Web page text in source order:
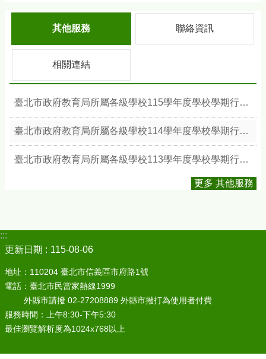
其他服務 聯絡資訊
相關連結
臺北市政府教育局所屬各級學校115學年度學校學期行事簡曆
臺北市政府教育局所屬各級學校114學年度學校學期行事簡曆
臺北市政府教育局所屬各級學校113學年度學校學期行事簡曆
更多 其他服務
:::
更新日期
115-08-06
地址：110204 臺北市信義區市府路1號
電話：臺北市民當家熱線1999
外縣市請撥 02-27208889 外縣市撥打為使用者付費
服務時間：上午8:30-下午5:30
最佳瀏覽解析度為1024x768以上